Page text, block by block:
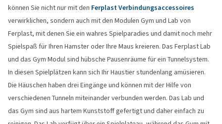
können Sie nicht nur mit den Ferplast Verbindungsaccessoires
verwirklichen, sondern auch mit den Modulen Gym und Lab von
Ferplast, mit denen Sie ein wahres Spielparadies und damit noch mehr
Spielspaß für Ihren Hamster oder Ihre Maus kreieren. Das Ferplast Lab
und das Gym Modul sind hübsche Pausenräume für ein Tunnelsystem.
In diesen Spielplätzen kann sich Ihr Haustier stundenlang amüsieren.
Die Häuschen haben drei Eingänge und können mit der Hilfe von
verschiedenen Tunneln miteinander verbunden werden. Das Lab und
das Gym sind aus hartem Kunststoff gefertigt und daher einfach zu